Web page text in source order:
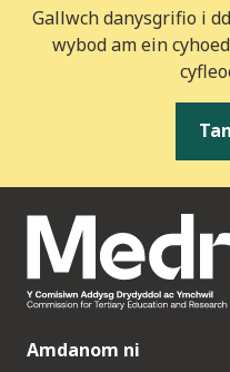
Gallwch danysgrifio i
wybod am ein
Amdanom ni